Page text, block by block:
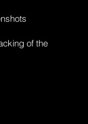
of the